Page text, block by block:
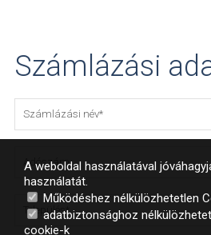
Számlázási
A weboldal használatával
használatát.
Működéshez nélkülözhetetlen
adatbiztonsághoz
cookie-k